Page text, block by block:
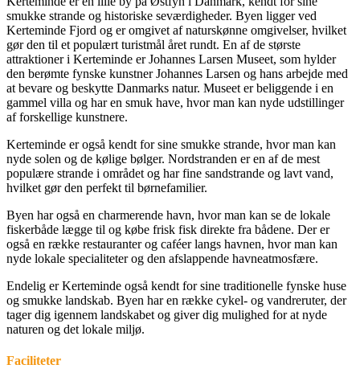
smukke strande og historiske seværdigheder. Byen ligger ved
Kerteminde Fjord og er omgivet af naturskønne omgivelser, hvilket
gør den til et populært turistmål året rundt. En af de største
attraktioner i Kerteminde er Johannes Larsen Museet, som hylder
den berømte fynske kunstner Johannes Larsen og hans arbejde med
at bevare og beskytte Danmarks natur. Museet er beliggende i en
gammel villa og har en smuk have, hvor man kan nyde udstillinger
af forskellige kunstnere.
Kerteminde er også kendt for sine smukke strande, hvor man kan
nyde solen og de kølige bølger. Nordstranden er en af de mest
populære strande i området og har fine sandstrande og lavt vand,
hvilket gør den perfekt til børnefamilier.
Byen har også en charmerende havn, hvor man kan se de lokale
fiskerbåde lægge til og købe frisk fisk direkte fra bådene. Der er
også en række restauranter og caféer langs havnen, hvor man kan
nyde lokale specialiteter og den afslappende havneatmosfære.
Endelig er Kerteminde også kendt for sine traditionelle fynske huse
og smukke landskab. Byen har en række cykel- og vandreruter, der
tager dig igennem landskabet og giver dig mulighed for at nyde
naturen og det lokale miljø.
Faciliteter